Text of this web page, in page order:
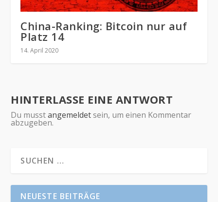
China-Ranking: Bitcoin nur auf
Platz 14
14. April 2020
HINTERLASSE EINE ANTWORT
Du musstangemeldetsein, um einen Kommentar
abzugeben.
NEUESTE BEITRÄGE